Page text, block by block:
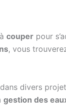
couper pour
, vous
dans divers
gestion des